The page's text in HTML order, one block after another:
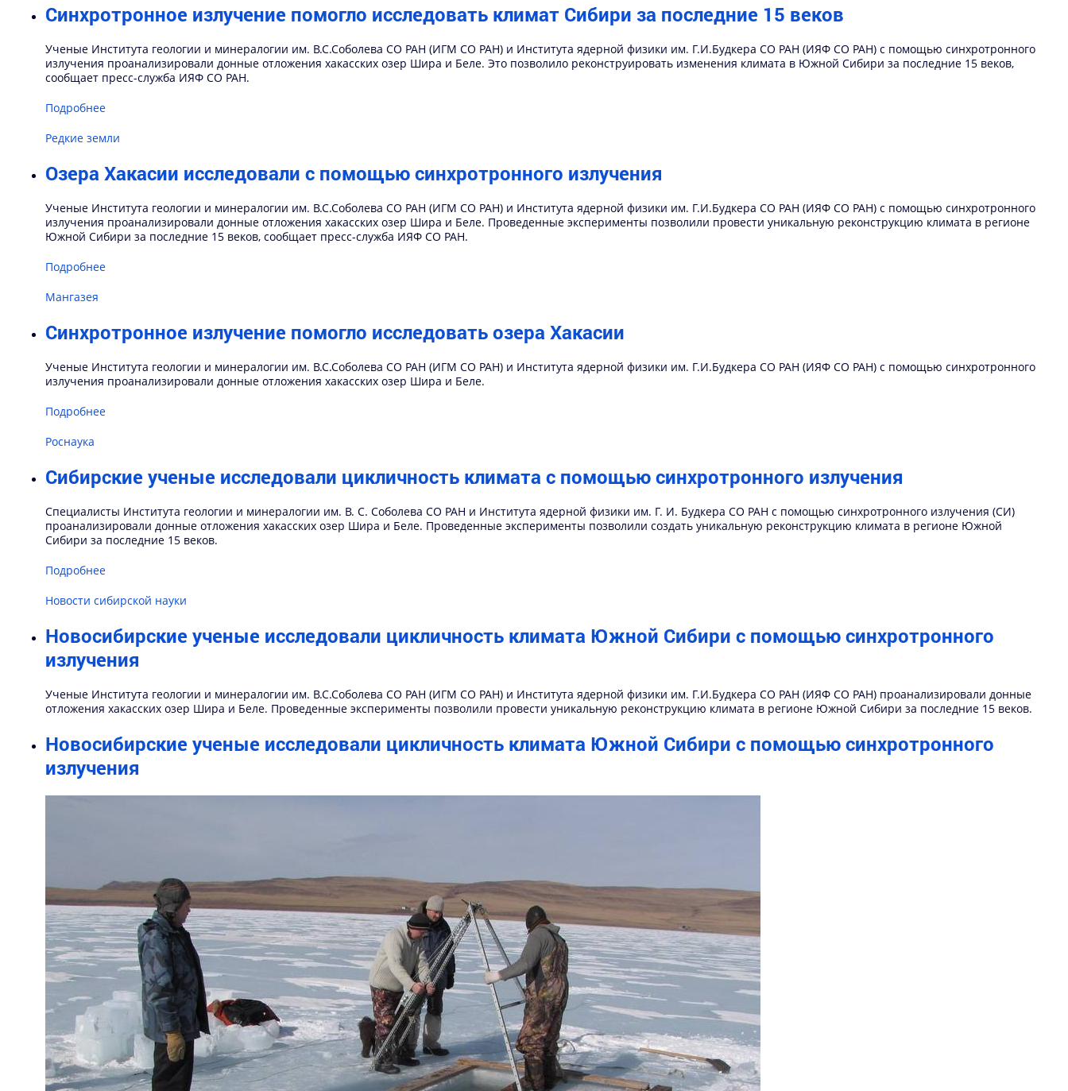
Синхротронное излучение помогло исследовать климат Сибири за последние 15 веков
Ученые Института геологии и минералогии им. В.С.Соболева СО РАН (ИГМ СО РАН) и Института ядерной физики им. Г.И.Будкера СО РАН (ИЯФ СО РАН) с помощью синхротронного
излучения проанализировали донные отложения хакасских озер Шира и Беле. Это позволило реконструировать изменения климата в Южной Сибири за последние 15 веков,
сообщает пресс-служба ИЯФ СО РАН.
Подробнее
Редкие земли
Озера Хакасии исследовали с помощью синхротронного излучения
Ученые Института геологии и минералогии им. В.С.Соболева СО РАН (ИГМ СО РАН) и Института ядерной физики им. Г.И.Будкера СО РАН (ИЯФ СО РАН) с помощью синхротронного
излучения проанализировали донные отложения хакасских озер Шира и Беле. Проведенные эксперименты позволили провести уникальную реконструкцию климата в регионе
Южной Сибири за последние 15 веков, сообщает пресс-служба ИЯФ СО РАН.
Подробнее
Мангазея
Синхротронное излучение помогло исследовать озера Хакасии
Ученые Института геологии и минералогии им. В.С.Соболева СО РАН (ИГМ СО РАН) и Института ядерной физики им. Г.И.Будкера СО РАН (ИЯФ СО РАН) с помощью синхротронного
излучения проанализировали донные отложения хакасских озер Шира и Беле.
Подробнее
Роснаука
Сибирские ученые исследовали цикличность климата с помощью синхротронного излучения
Специалисты Института геологии и минералогии им. В. С. Соболева СО РАН и Института ядерной физики им. Г. И. Будкера СО РАН с помощью синхротронного излучения (СИ)
проанализировали донные отложения хакасских озер Шира и Беле. Проведенные эксперименты позволили создать уникальную реконструкцию климата в регионе Южной
Сибири за последние 15 веков.
Подробнее
Новости сибирской науки
Новосибирские ученые исследовали цикличность климата Южной Сибири с помощью синхротронного
излучения
Ученые Института геологии и минералогии им. В.С.Соболева СО РАН (ИГМ СО РАН) и Института ядерной физики им. Г.И.Будкера СО РАН (ИЯФ СО РАН) проанализировали донные
отложения хакасских озер Шира и Беле. Проведенные эксперименты позволили провести уникальную реконструкцию климата в регионе Южной Сибири за последние 15 веков.
Новосибирские ученые исследовали цикличность климата Южной Сибири с помощью синхротронного
излучения